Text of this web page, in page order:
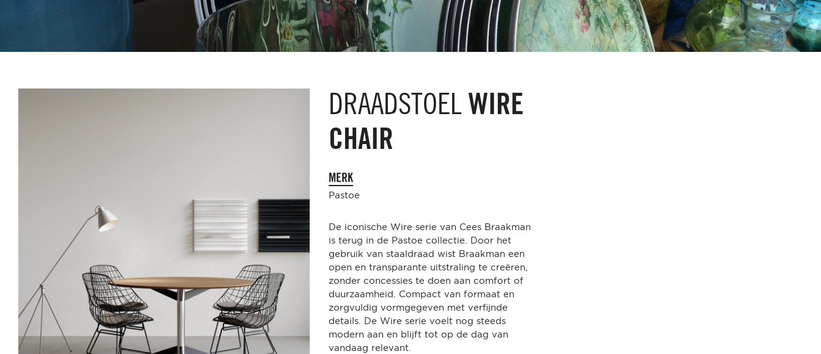
DRAADSTOEL WIRE
CHAIR
MERK
Pastoe
De iconische Wire serie van Cees Braakman
is terug in de Pastoe collectie. Door het
gebruik van staaldraad wist Braakman een
open en transparante uitstraling te creëren,
zonder concessies te doen aan comfort of
duurzaamheid. Compact van formaat en
zorgvuldig vormgegeven met verfijnde
details. De Wire serie voelt nog steeds
modern aan en blijft tot op de dag van
vandaag relevant.